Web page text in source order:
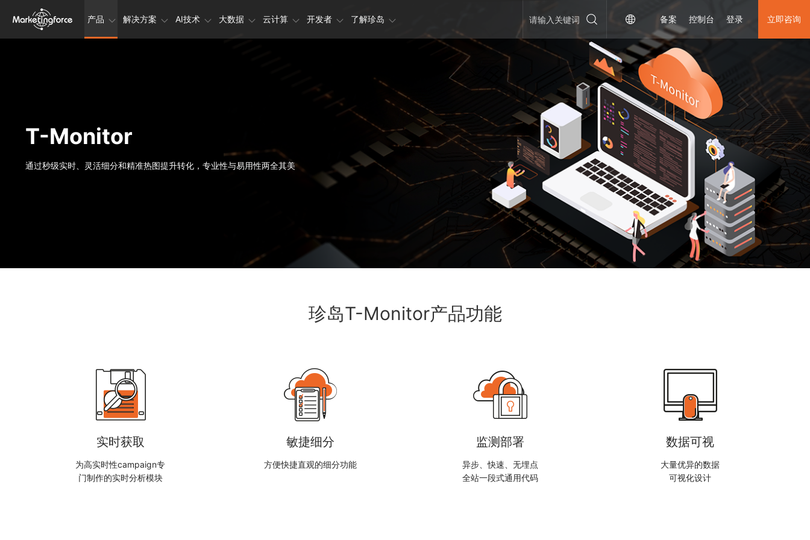
产品 解决方案 AI技术 大数据 云计算 开发者 了解珍岛 备案 控制台 登录 立即咨询
T-Monitor
通过秒级实时、灵活细分和精准热图提升转化，专业性与易用性两全其美
珍岛T-Monitor产品功能
实时获取
为高实时性campaign专
门制作的实时分析模块
敏捷细分
方便快捷直观的细分功能
监测部署
异步、快速、无埋点
全站一段式通用代码
数据可视
大量优异的数据
可视化设计